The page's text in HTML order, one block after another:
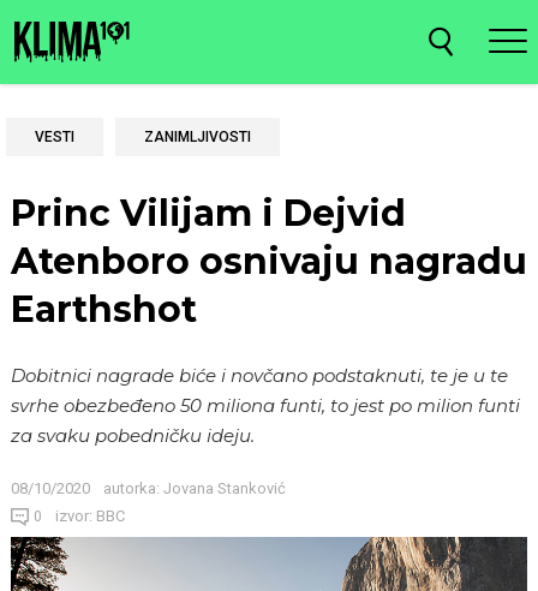
VESTI ZANIMLJIVOSTI
Princ Vilijam i Dejvid
Atenboro osnivaju nagradu
Earthshot
Dobitnici nagrade biće i novčano podstaknuti, te je u te
svrhe obezbeđeno 50 miliona funti, to jest po milion funti
za svaku pobedničku ideju.
08/10/2020 autorka: Jovana Stanković
0 izvor: BBC